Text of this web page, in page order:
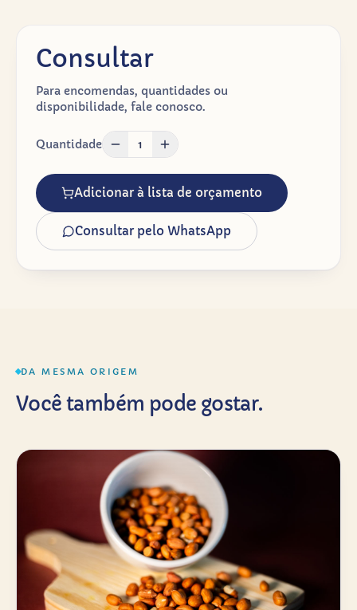
Consultar
Para encomendas, quantidades ou
disponibilidade, fale conosco.
Quantidade 1
Adicionar à lista de orçamento
Consultar pelo WhatsApp
DA MESMA ORIGEM
Você também pode gostar.